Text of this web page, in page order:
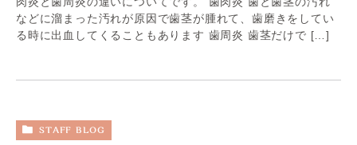
などに溜まった汚れが原因で歯茎が腫れて、歯磨きをしてい
る時に出血してくることもあります 歯周炎 歯茎だけで […]
STAFF BLOG